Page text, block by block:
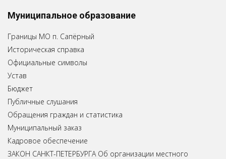
Муниципальное образование
Границы МО п. Сапёрный
Историческая справка
Официальные символы
Устав
Бюджет
Публичные слушания
Обращения граждан и статистика
Муниципальный заказ
Кадровое обеспечение
ЗАКОН САНКТ-ПЕТЕРБУРГА Об организации местного